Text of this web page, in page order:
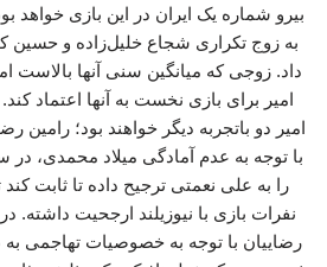
بیرو شماره یک ایران در این بازی خواهد
به زوج تکراری شجاع خلیل‌زاده و حسین
داد. زوجی که میانگین سنی آنها بالاست
امیر برای بازی نخست به آنها اعتماد
امیر دو باتجربه دیگر خواهند بود؛
با توجه به عدم آمادگی میلاد محمدی،
را به علی نعمتی ترجیح داده تا ثابت
نفرات بازی با نیوزیلند ارجحیت
رضاییان با توجه به خصوصیات تهاجمی به